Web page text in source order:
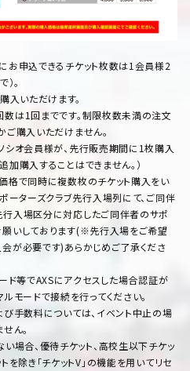
お申込できるチケット枚数は1会員様2
。
入いただけます。
は1回までです。制限枚数未満の注文
購入いただけません。
シオ会員様が、先行販売期間に1枚購入
購入することはできません。）
格で同時に複数枚のチケット購入をい
ーターズクラブ先行入場列にて、ご同伴
入場区分に対応したご同伴者のサポ
いしております(※先行入場をご希望
が必要です)あらかじめご了承くださ
ド等でAXSにアクセスした場合認証が
モードで接続を行ってください。
び手数料については、イベント中止の場
ん。
場合、優待チケット、高校生以下チケッ
を除き「チケットV」の機能を用いてリセ